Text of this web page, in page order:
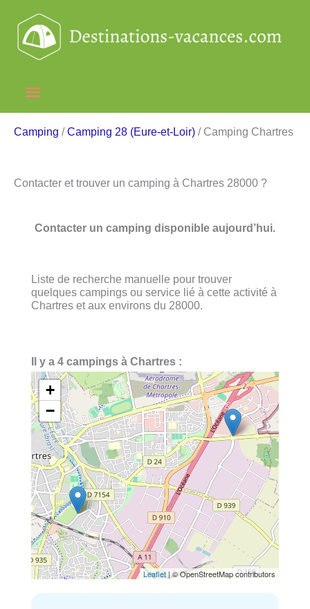
contenu
Menu
principal
Camping /Camping 28 (Eure-et-Loir) / Camping Chartres
Contacter et trouver un camping à Chartres 28000 ?
Contacter un camping disponible aujourd’hui.
Liste de recherche manuelle pour trouver
quelques campings ou service lié à cette activité à
Chartres et aux environs du 28000.
Il y a 4 campings à Chartres :
+
−
Leaflet| © OpenStreetMap contributors